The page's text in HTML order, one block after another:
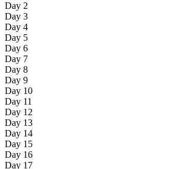
Day 2
Day 3
Day 4
Day 5
Day 6
Day 7
Day 8
Day 9
Day 10
Day 11
Day 12
Day 13
Day 14
Day 15
Day 16
Day 17